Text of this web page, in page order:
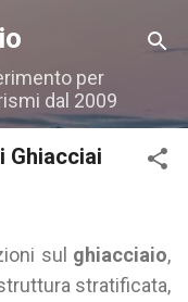
per
dal 2009
Ghiacciai
sul ghiacciaio,
stratificata,